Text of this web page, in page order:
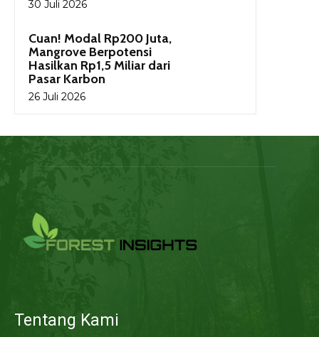
30 Juli 2026
Cuan! Modal Rp200 Juta,
Mangrove Berpotensi
Hasilkan Rp1,5 Miliar dari
Pasar Karbon
26 Juli 2026
Tentang Kami